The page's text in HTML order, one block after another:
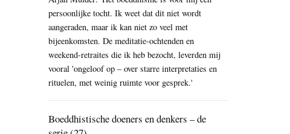
persoonlijke tocht. Ik weet dat dit niet wordt
aangeraden, maar ik kan niet zo veel met
bijeenkomsten. De meditatie-ochtenden en
weekend-retraites die ik heb bezocht, leverden mij
vooral 'ongeloof op – over starre interpretaties en
rituelen, met weinig ruimte voor gesprek.'
Boeddhistische doeners en denkers – de